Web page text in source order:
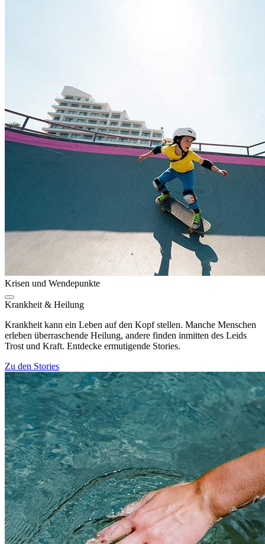
Krisen und Wendepunkte
Krankheit & Heilung
Krankheit kann ein Leben auf den Kopf stellen. Manche Menschen
erleben überraschende Heilung, andere finden inmitten des Leids
Trost und Kraft. Entdecke ermutigende Stories.
Zu den Stories